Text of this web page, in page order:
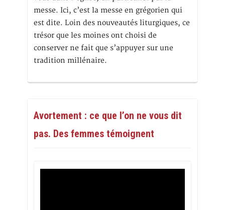
messe. Ici, c’est la messe en grégorien qui
est dite. Loin des nouveautés liturgiques, ce
trésor que les moines ont choisi de
conserver ne fait que s’appuyer sur une
tradition millénaire.
Avortement : ce que l’on ne vous dit
pas. Des femmes témoignent